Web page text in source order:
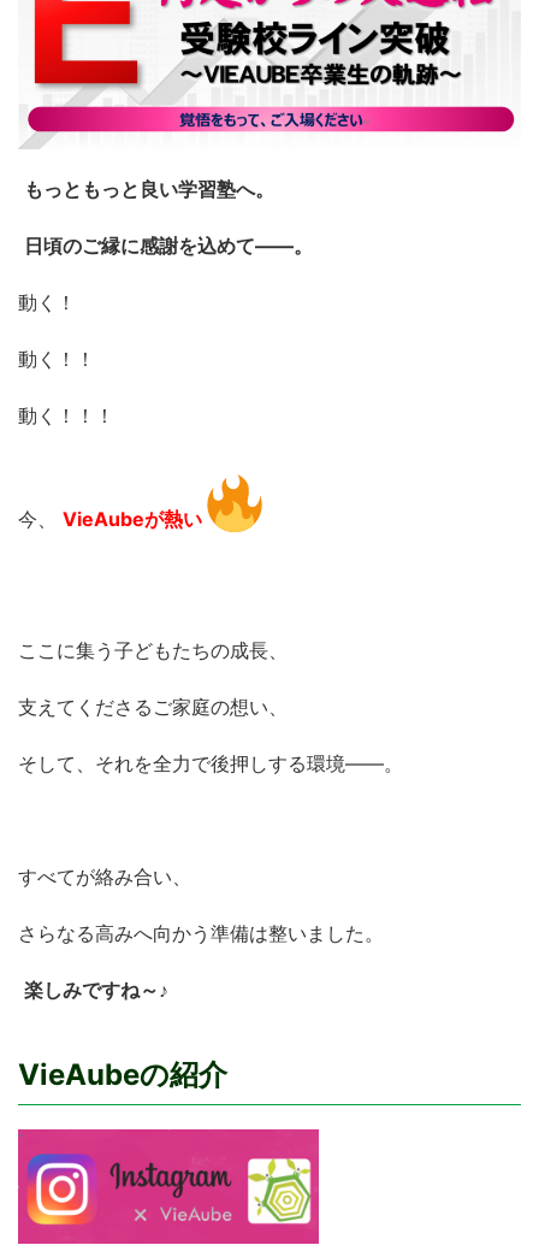
もっともっと良い学習塾へ。
日頃のご縁に感謝を込めて——。
動く！
動く！！
動く！！！
今、 VieAubeが熱い
ここに集う子どもたちの成長、
支えてくださるご家庭の想い、
そして、それを全力で後押しする環境——。
すべてが絡み合い、
さらなる高みへ向かう準備は整いました。
楽しみですね～♪
VieAubeの紹介